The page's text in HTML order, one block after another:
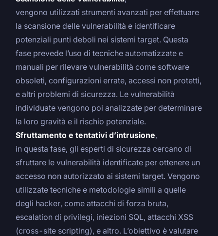
vengono utilizzati strumenti avanzati per effettuare
la scansione delle vulnerabilità e identificare
potenziali punti deboli nei sistemi target. Questa
fase prevede l’uso di tecniche automatizzate e
manuali per rilevare vulnerabilità come software
obsoleti, configurazioni errate, accessi non protetti,
e altri problemi di sicurezza. Le vulnerabilità
individuate vengono poi analizzate per determinare
la loro gravità e il rischio potenziale.
Sfruttamento e tentativi d’intrusione,
in questa fase, gli esperti di sicurezza cercano di
sfruttare le vulnerabilità identificate per ottenere un
accesso non autorizzato ai sistemi target. Vengono
utilizzate tecniche e metodologie simili a quelle
degli hacker, come attacchi di forza bruta,
escalation di privilegi, iniezioni SQL, attacchi XSS
(cross-site scripting), e altro. L’obiettivo è valutare